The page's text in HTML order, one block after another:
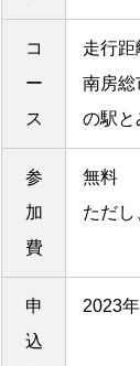
コ
ー
ス
走行距
南房総
の駅と
参
加
費
無料
ただし
申
込
2023